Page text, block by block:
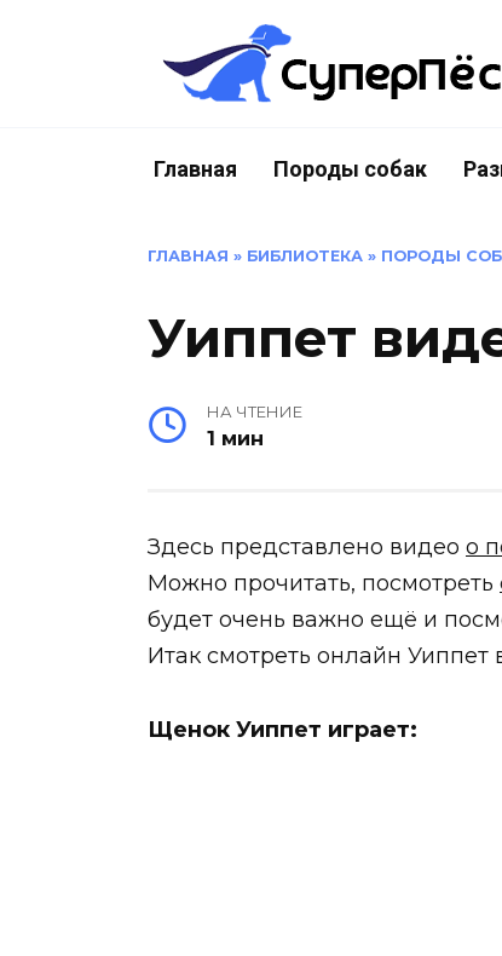
Главная Породы собак
ГЛАВНАЯ » БИБЛИОТЕКА » ПОРОДЫ
Уиппет
НА ЧТЕНИЕ
1 мин
Здесь представлено видео о
Можно прочитать, посмотреть
будет очень важно ещё и
Итак смотреть онлайн Уиппет
Щенок Уиппет играет: